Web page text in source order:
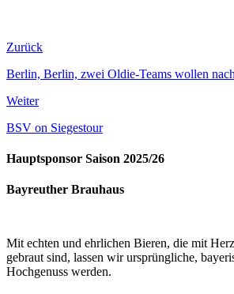
Zurück
Berlin, Berlin, zwei Oldie-Teams wollen
Weiter
BSV on Siegestour
Hauptsponsor Saison 2025/26
Bayreuther Brauhaus
Mit echten und ehrlichen Bieren, die mit
gebraut sind, lassen wir ursprüngliche,
Hochgenuss werden.